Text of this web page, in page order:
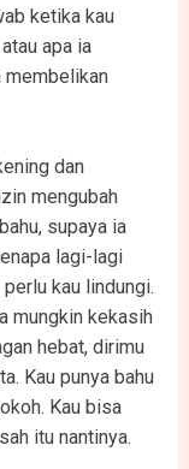
ketika kau
apa ia
membelikan
dan
mengubah
supaya ia
lagi-lagi
kau lindungi.
mungkin kekasih
hebat, dirimu
Kau punya bahu
Kau bisa
itu nantinya.